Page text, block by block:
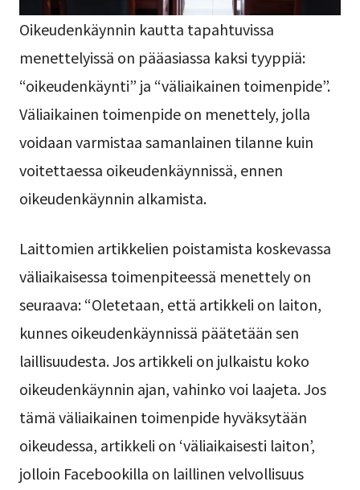
Oikeudenkäynnin kautta tapahtuvissa
menettelyissä on pääasiassa kaksi tyyppiä:
“oikeudenkäynti” ja “väliaikainen toimenpide”.
Väliaikainen toimenpide on menettely, jolla
voidaan varmistaa samanlainen tilanne kuin
voitettaessa oikeudenkäynnissä, ennen
oikeudenkäynnin alkamista.
Laittomien artikkelien poistamista koskevassa
väliaikaisessa toimenpiteessä menettely on
seuraava: “Oletetaan, että artikkeli on laiton,
kunnes oikeudenkäynnissä päätetään sen
laillisuudesta. Jos artikkeli on julkaistu koko
oikeudenkäynnin ajan, vahinko voi laajeta. Jos
tämä väliaikainen toimenpide hyväksytään
oikeudessa, artikkeli on ‘väliaikaisesti laiton’,
jolloin Facebookilla on laillinen velvollisuus